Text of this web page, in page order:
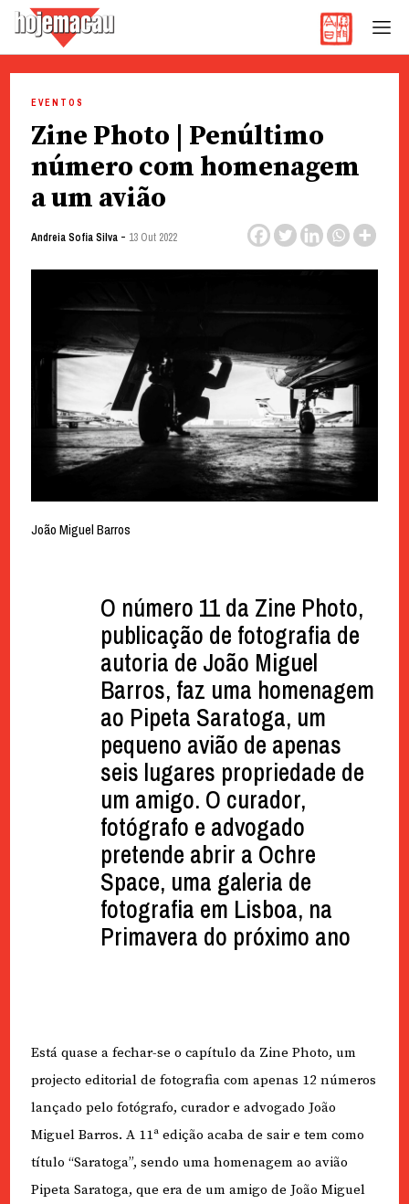
content
EVENTOS
Zine Photo | Penúltimo
número com homenagem
a um avião
Andreia Sofia Silva- 13 Out 2022
João Miguel Barros
O número 11 da Zine Photo,
publicação de fotografia de
autoria de João Miguel
Barros, faz uma homenagem
ao Pipeta Saratoga, um
pequeno avião de apenas
seis lugares propriedade de
um amigo. O curador,
fotógrafo e advogado
pretende abrir a Ochre
Space, uma galeria de
fotografia em Lisboa, na
Primavera do próximo ano
Está quase a fechar-se o capítulo da Zine Photo, um
projecto editorial de fotografia com apenas 12 números
lançado pelo fotógrafo, curador e advogado João
Miguel Barros. A 11ª edição acaba de sair e tem como
título “Saratoga”, sendo uma homenagem ao avião
Pipeta Saratoga, que era de um amigo de João Miguel